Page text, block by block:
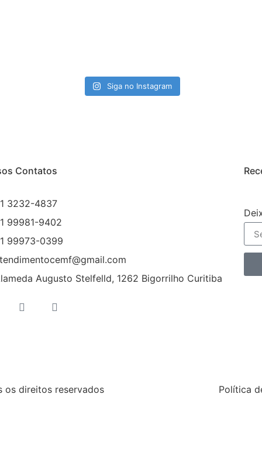
Siga no Instagram
Contatos
3232-4837
99981-9402
99973-0399
Augusto Stelfelld, 1262 Bigorrilho Curitiba
os direitos reservados Política